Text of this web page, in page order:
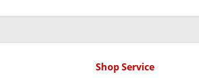
Shop Service